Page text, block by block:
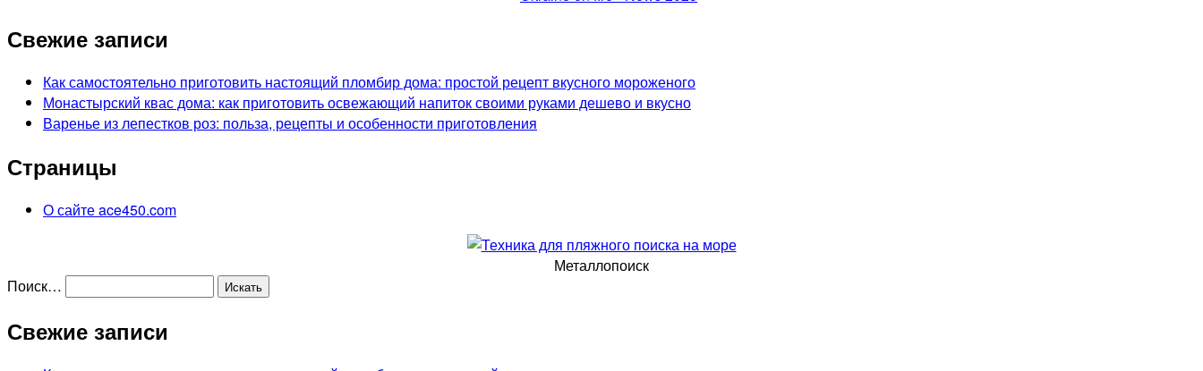
Свежие записи
Как самостоятельно приготовить настоящий пломбир дома: простой рецепт вкусного мороженого
Монастырский квас дома: как приготовить освежающий напиток своими руками дешево и вкусно
Варенье из лепестков роз: польза, рецепты и особенности приготовления
Страницы
О сайте ace450.com
Металлопоиск
Поиск…
Свежие записи